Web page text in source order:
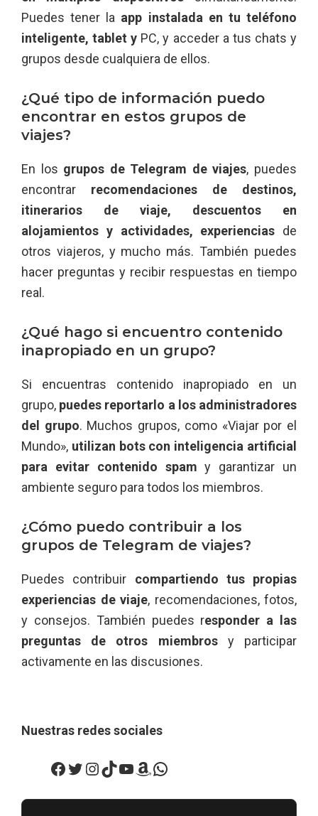
Puedes tener la app instalada en tu teléfono
inteligente, tablet y PC, y acceder a tus chats y
grupos desde cualquiera de ellos.
¿Qué tipo de información puedo
encontrar en estos grupos de
viajes?
En los grupos de Telegram de viajes, puedes
encontrar recomendaciones de destinos,
itinerarios de viaje, descuentos en
alojamientos y actividades, experiencias de
otros viajeros, y mucho más. También puedes
hacer preguntas y recibir respuestas en tiempo
real.
¿Qué hago si encuentro contenido
inapropiado en un grupo?
Si encuentras contenido inapropiado en un
grupo, puedes reportarlo a los administradores
del grupo. Muchos grupos, como «Viajar por el
Mundo», utilizan bots con inteligencia artificial
para evitar contenido spam y garantizar un
ambiente seguro para todos los miembros.
¿Cómo puedo contribuir a los
grupos de Telegram de viajes?
Puedes contribuir compartiendo tus propias
experiencias de viaje, recomendaciones, fotos,
y consejos. También puedes responder a las
preguntas de otros miembrosy participar
activamente en las discusiones.
Nuestras redes sociales
Facebook
Twitter
Instagram
TikTok
YouTube
Amazon
WhatsApp